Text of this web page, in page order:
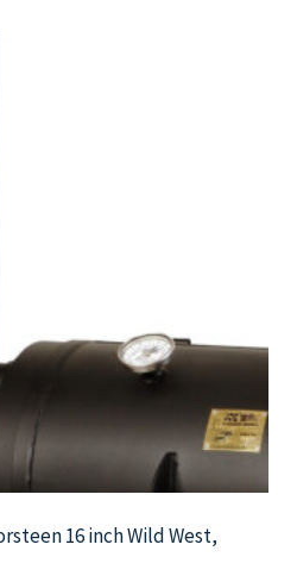
16 inch Wild West,